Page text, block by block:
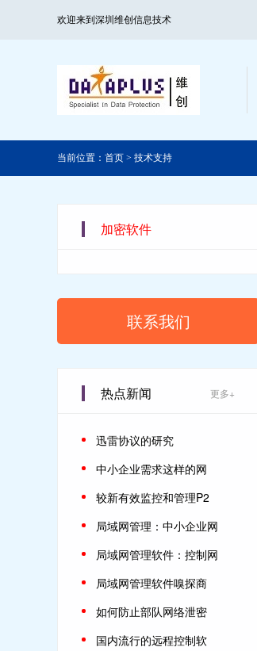
欢迎来到深圳维创信息技术
当前位置： 首页 > 技术支持
加密软件
联系我们
更多+
热点新闻
迅雷协议的研究
中小企业需求这样的网
较新有效监控和管理P2
局域网管理：中小企业网
局域网管理软件：控制网
局域网管理软件嗅探商
如何防止部队网络泄密
国内流行的远程控制软